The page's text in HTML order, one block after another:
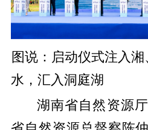
图说：启动仪式注入
水，汇入洞庭湖
湖南省自然资源